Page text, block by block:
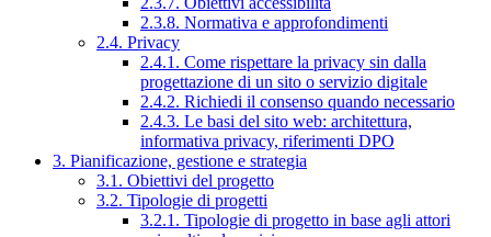
2.3.8. Normativa e approfondimenti
2.4. Privacy
2.4.1. Come rispettare la privacy sin dalla
progettazione di un sito o servizio digitale
2.4.2. Richiedi il consenso quando necessario
2.4.3. Le basi del sito web: architettura,
informativa privacy, riferimenti DPO
3. Pianificazione, gestione e strategia
3.1. Obiettivi del progetto
3.2. Tipologie di progetti
3.2.1. Tipologie di progetto in base agli attori